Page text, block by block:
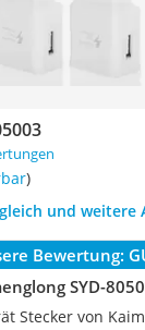
)
und weitere
Bewertung:
SYD-
Stecker von